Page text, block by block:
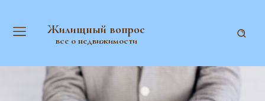
Жилищный вопрос
все о недвижимости